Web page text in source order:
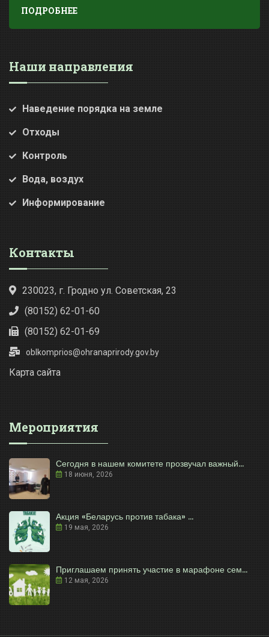
ПОДРОБНЕЕ
Наши направления
Наведение порядка на земле
Отходы
Контроль
Вода, воздух
Информирование
Контакты
230023, г. Гродно ул. Советская, 23
(80152) 62-01-60
(80152) 62-01-69
oblkomprios@ohranaprirody.gov.by
Карта сайта
Мероприятия
Сегодня в нашем комитете прозвучал важный...
18 июня, 2026
Акция «Беларусь против табака» ...
19 мая, 2026
Приглашаем принять участие в марафоне сем...
12 мая, 2026